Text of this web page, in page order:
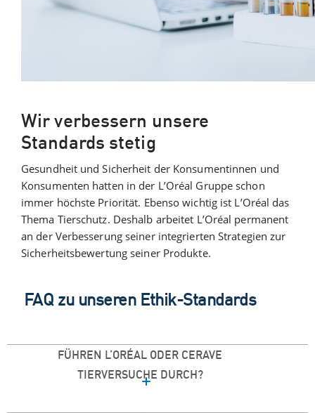
Wir verbessern unsere
Standards stetig
Gesundheit und Sicherheit der Konsumentinnen und
Konsumenten hatten in der L’Oréal Gruppe schon
immer höchste Priorität. Ebenso wichtig ist L’Oréal das
Thema Tierschutz. Deshalb arbeitet L’Oréal permanent
an der Verbesserung seiner integrierten Strategien zur
Sicherheitsbewertung seiner Produkte.
FAQ zu unseren Ethik-Standards
FÜHREN L’ORÉAL ODER CERAVE
TIERVERSUCHE DURCH?